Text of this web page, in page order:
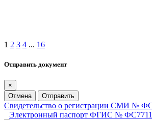
1 2 3 4 ... 16
Отправить документ
×
Отмена
Отправить
Свидетельство о регистрации СМИ №
Электронный паспорт ФГИС №